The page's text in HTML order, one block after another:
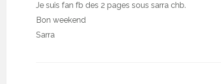
Je suis fan fb des 2 pages sous sarra chb.
Bon weekend
Sarra